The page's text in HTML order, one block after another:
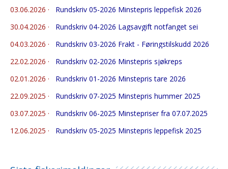
03.06.2026 ·
Rundskriv 05-2026 Minstepris leppefisk 2026
30.04.2026 ·
Rundskriv 04-2026 Lagsavgift notfanget sei
04.03.2026 ·
Rundskriv 03-2026 Frakt - Føringstilskudd 2026
22.02.2026 ·
Rundskriv 02-2026 Minstepris sjøkreps
02.01.2026 ·
Rundskriv 01-2026 Minstepris tare 2026
22.09.2025 ·
Rundskriv 07-2025 Minstepris hummer 2025
03.07.2025 ·
Rundskriv 06-2025 Minstepriser fra 07.07.2025
12.06.2025 · Rundskriv 05-2025 Minstepris leppefisk 2025